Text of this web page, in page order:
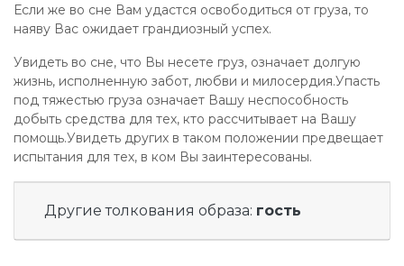
Если же во сне Вам удастся освободиться от груза, то
наяву Вас ожидает грандиозный успех.
Увидеть во сне, что Вы несете груз, означает долгую
жизнь, исполненную забот, любви и милосердия.Упасть
под тяжестью груза означает Вашу неспособность
добыть средства для тех, кто рассчитывает на Вашу
помощь.Увидеть других в таком положении предвещает
испытания для тех, в ком Вы заинтересованы.
Другие толкования образа: гость